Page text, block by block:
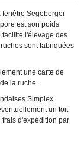
Segeberger
est son poids
facilite l'élevage des
sont fabriquées
une carte de
la ruche.
Simplex.
un toit
frais d'expédition par